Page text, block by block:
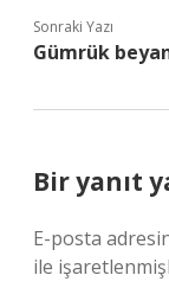
Sonraki Yazı
Gümrük
Bir yanıt
E-posta
ile